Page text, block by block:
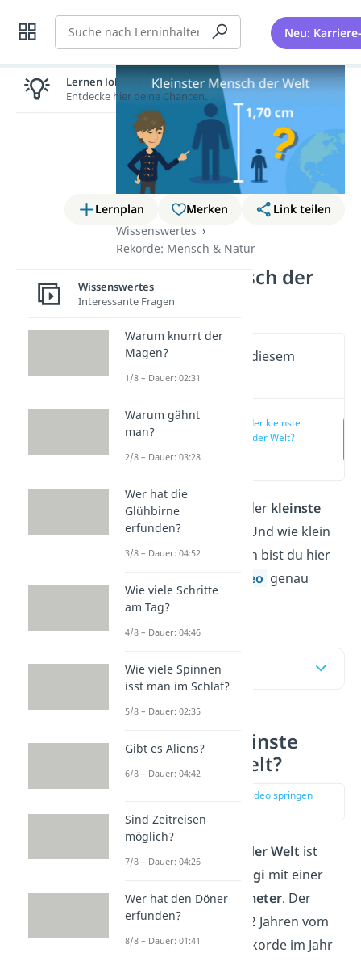
Suche Neu:
Lernplan Merken
Link teilen
Wissenswertes
Rekorde: Mensch & Natur
Kleinster Mensch der
Welt
Wichtige Inhalte in diesem
Video
Wer ist der kleinste
Mensch der Welt?
Du willst wissen, wer der kleinste
Mensch der Welt
ist? Und wie klein
ist er überhaupt? Dann bist du hier
Video genau
richtig!
Inhaltsübersicht
Wer ist der kleinste
Mensch der Welt?
zur Stelle im Video springen
kleinste Mensch der Welt ist
Chandra Bahadur Dangi mit einer
Größe von54,6 Zentimeter. Der
Nepalese wurde mit 72 Jahren vom
Guinness-Buch der Rekorde im Jahr
Lernen lohnt sich!
Entdecke hier deine Chancen.
Wissenswertes
Interessante Fragen
Warum knurrt der
Magen?
1/8 – Dauer: 02:31
Warum gähnt
man?
2/8 – Dauer: 03:28
Wer hat die
Glühbirne
erfunden?
3/8 – Dauer: 04:52
Wie viele Schritte
am Tag?
4/8 – Dauer: 04:46
Wie viele Spinnen
isst man im Schlaf?
5/8 – Dauer: 02:35
Gibt es Aliens?
6/8 – Dauer: 04:42
Sind Zeitreisen
möglich?
7/8 – Dauer: 04:26
Wer hat den Döner
erfunden?
8/8 – Dauer: 01:41